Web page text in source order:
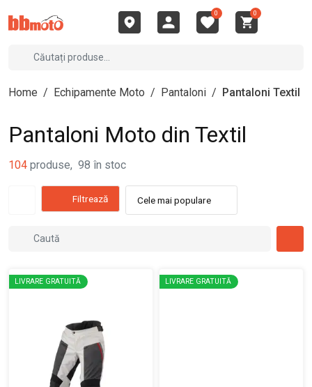
0 0
Home / Echipamente Moto / Pantaloni / Pantaloni Textil
Pantaloni Moto din Textil
104 produse, 98 în stoc
Filtrează Cele mai populare
LIVRARE GRATUITĂ LIVRARE GRATUITĂ